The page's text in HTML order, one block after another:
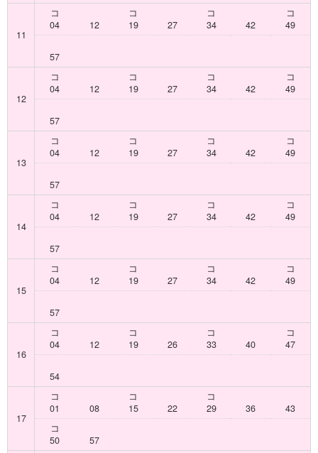
11
コ
04
12
コ
19
27
コ
34
42
コ
49
57
12
コ
04
12
コ
19
27
コ
34
42
コ
49
57
13
コ
04
12
コ
19
27
コ
34
42
コ
49
57
14
コ
04
12
コ
19
27
コ
34
42
コ
49
57
15
コ
04
12
コ
19
27
コ
34
42
コ
49
57
16
コ
04
12
コ
19
26
コ
33
40
コ
47
54
17
コ
01
08
コ
15
22
コ
29
36
43
コ
50
57